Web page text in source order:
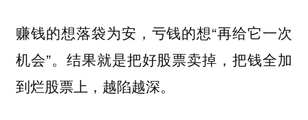
赚钱的想落袋为安，亏钱的想“再给它一次
机会”。结果就是把好股票卖掉，把钱全加
到烂股票上，越陷越深。